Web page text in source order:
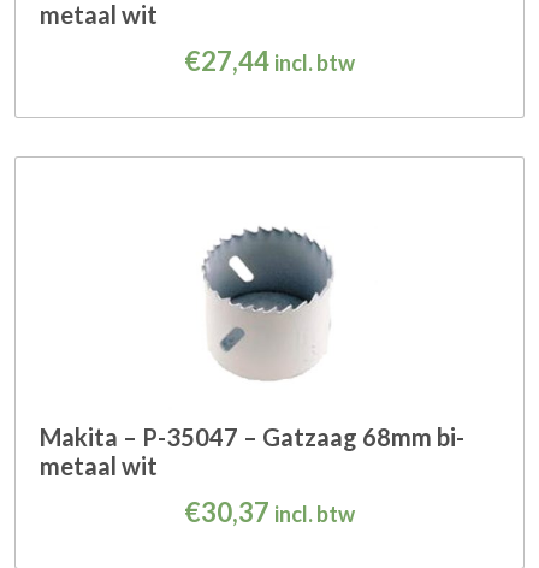
metaal wit
€27,44 incl. btw
Makita – P-35047 – Gatzaag 68mm bi-
metaal wit
€30,37 incl. btw